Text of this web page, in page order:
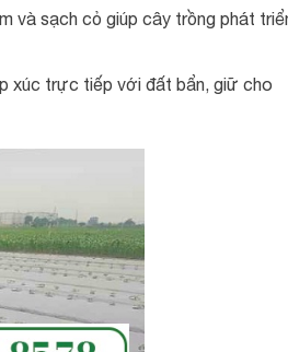
và sạch cỏ giúp cây trồng phát
xúc trực tiếp với đất bẩn, giữ cho